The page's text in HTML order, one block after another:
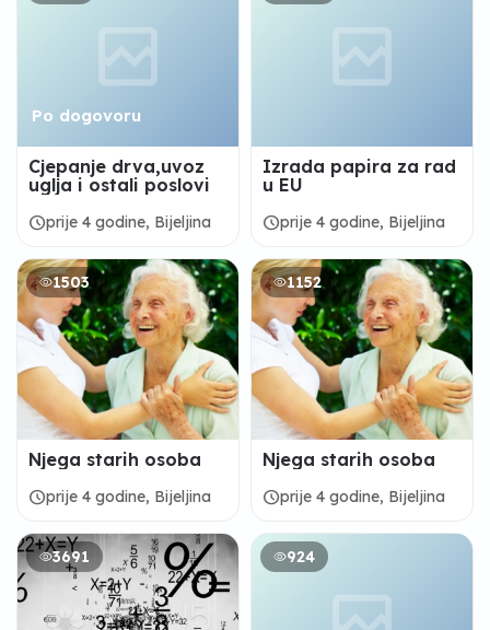
Po dogovoru
Cjepanje drva,uvoz
uglja i ostali poslovi
scheduleprije 4 godine, Bijeljina
Izrada papira za rad
u EU
scheduleprije 4 godine, Bijeljina
1503
Njega starih osoba
scheduleprije 4 godine, Bijeljina
1152
Njega starih osoba
scheduleprije 4 godine, Bijeljina
3691 924